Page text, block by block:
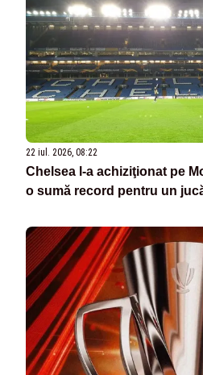
22 iul. 2026, 08:22
Chelsea l-a achiziţionat pe
o sumă record pentru un